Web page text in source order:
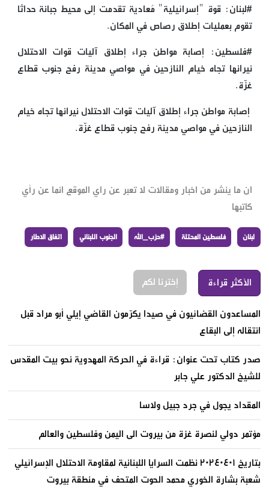
#لبنان: قوة "إسرائيلية" مُعادية تقدمت إلى محيط جبانة حداثا
تقوم بعمليات إطلاق رصاص في المكان.
#فلسطين: إصابة مواطن جراء إطلاق آليات قوات الاحتلال
نيرانها تجاه خيام النازحين في مواصي مدينة رفح جنوب قطاع
غزّة.
إصابة مواطن جراء إطلاق آليات قوات الاحتلال نيرانها تجاه خيام
النازحين في مواصي مدينة رفح جنوب قطاع غزّة.
ان ما ينشر من اخبار ومقالات لا تعبر عن راي الموقع انما عن رأي
كاتبها
لبنان فلسطين المحتلة #حزب_الله الجنوب اللبناني اتفاق الاطار
الأكثر قراءة إخترنا لكم
المساعدون القضائيون في صيدا يكرّمون القاضي إيلي أبو مراد قبل
انتقاله إلى البقاع
صدر كتاب تحت عنوان: قراءة في الحركة المهدوية نحو بيت المقدس
للشيخ الدكتور علي جابر
المقداد يجول في جرد جبيل ولاسا
مؤتمر دولي لنصرة غزة من بيروت الى اليمن وفلسطين والعالم
بتاريخ ٢٠٢٤٠٤٠١ نظمت السرايا اللبنانية لمقاومة الاحتلال الإسرائيلي
شعبة بشارة الخوري محمد الحوت المتحف في منطقة بيروت